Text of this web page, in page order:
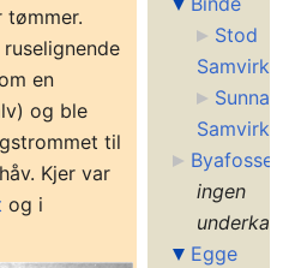
tømmer.
en
og ble
til
Kjer var
og i
Stod
Sunnan
Byafossen
ingen
Egge